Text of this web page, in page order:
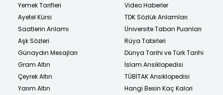
Yemek Tarifleri
Ayetel Kürsi
Saatlerin Anlamı
Aşk Sözleri
Günaydın Mesajları
Gram Altın
Çeyrek Altın
Yarım Altın
Video Haberler
TDK Sözlük Anlamları
Üniversite Taban Puanları
Rüya Tabirleri
Dünya Tarihi ve Türk Tarihi
İslam Ansiklopedisi
TÜBİTAK Ansiklopedisi
Hangi Besin Kaç Kalori